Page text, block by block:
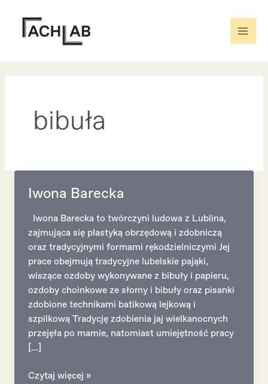
content
Main
bibuła
Iwona Barecka
Iwona Barecka to twórczyni ludowa z Lublina,
zajmująca się plastyką obrzędową i zdobniczą
oraz tradycyjnymi formami rękodzielniczymi Jej
prace obejmują tradycyjne lubelskie pająki,
wiszące ozdoby wykonywane z bibuły i papieru,
ozdoby choinkowe ze słomy i bibuły oraz pisanki
zdobione technikami batikową lejkową i
szpilkową Tradycję zdobienia jaj wielkanocnych
przejęła po mamie, natomiast umiejętność pracy
[…]
Iwona
Czytaj więcej »